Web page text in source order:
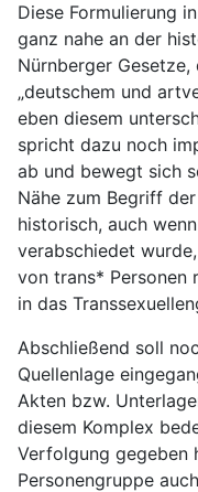
Diese Formulierung
ganz nahe an der
Nürnberger
„deutschem und
eben diesem
spricht dazu noch
ab und bewegt sich
Nähe zum Begriff
historisch, auch
verabschiedet
von trans* Personen
in das
Abschließend soll
Quellenlage
Akten bzw.
diesem Komplex
Verfolgung gegeben
Personengruppe